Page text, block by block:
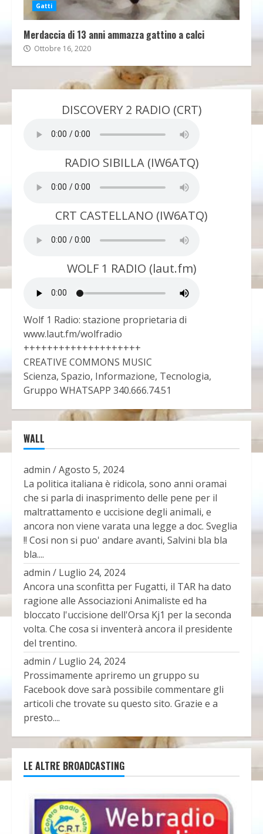
Gatti
Merdaccia di 13 anni ammazza gattino a calci
Ottobre 16, 2020
DISCOVERY 2 RADIO (CRT)
RADIO SIBILLA (IW6ATQ)
CRT CASTELLANO (IW6ATQ)
WOLF 1 RADIO (laut.fm)
Wolf 1 Radio: stazione proprietaria di
www.laut.fm/wolfradio
++++++++++++++++++++
CREATIVE COMMONS MUSIC
Scienza, Spazio, Informazione, Tecnologia,
Gruppo WHATSAPP 340.666.74.51
WALL
admin /Agosto 5, 2024
La politica italiana è ridicola, sono anni oramai
che si parla di inasprimento delle pene per il
maltrattamento e uccisione degli animali, e
ancora non viene varata una legge a doc. Sveglia
!! Cosi non si puo' andare avanti, Salvini bla bla
bla....
admin / Luglio 24, 2024
Ancora una sconfitta per Fugatti, il TAR ha dato
ragione alle Associazioni Animaliste ed ha
bloccato l'uccisione dell'Orsa Kj1 per la seconda
volta. Che cosa si inventerà ancora il presidente
del trentino.
admin / Luglio 24, 2024
Prossimamente apriremo un gruppo su
Facebook dove sarà possibile commentare gli
articoli che trovate su questo sito. Grazie e a
presto....
LE ALTRE BROADCASTING